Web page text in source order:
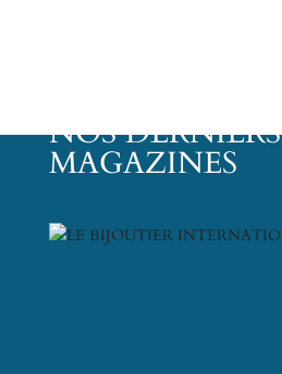
NOS DERNIERS
MAGAZINES